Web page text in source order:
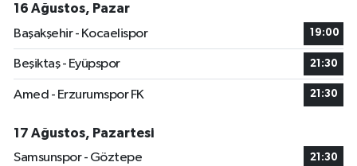
16 Ağustos, Pazar
Başakşehir - Kocaelispor
19:00
Beşiktaş - Eyüpspor 21:30
Amed - Erzurumspor FK 21:30
17 Ağustos, Pazartesi
Samsunspor - Göztepe
21:30